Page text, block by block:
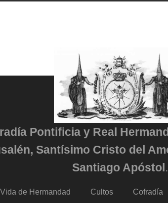
Pontificia y Real
Santísimo Cristo del
Santiago Apóstol.
Vida de Hermandad Cultos Cofradía